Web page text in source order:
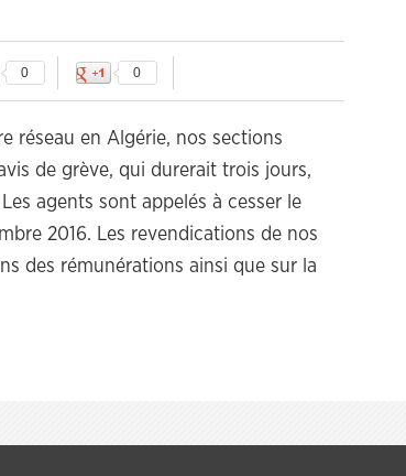
0 0
réseau en Algérie, nos sections
de grève, qui durerait trois jours,
Les agents sont appelés à cesser le
2016. Les revendications de nos
des rémunérations ainsi que sur la